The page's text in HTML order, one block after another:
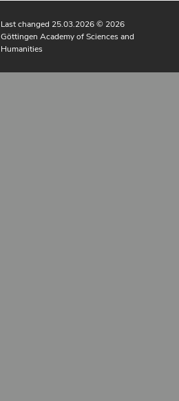
Last changed 25.03.2026© 2026
Göttingen Academy of Sciences and
Humanities